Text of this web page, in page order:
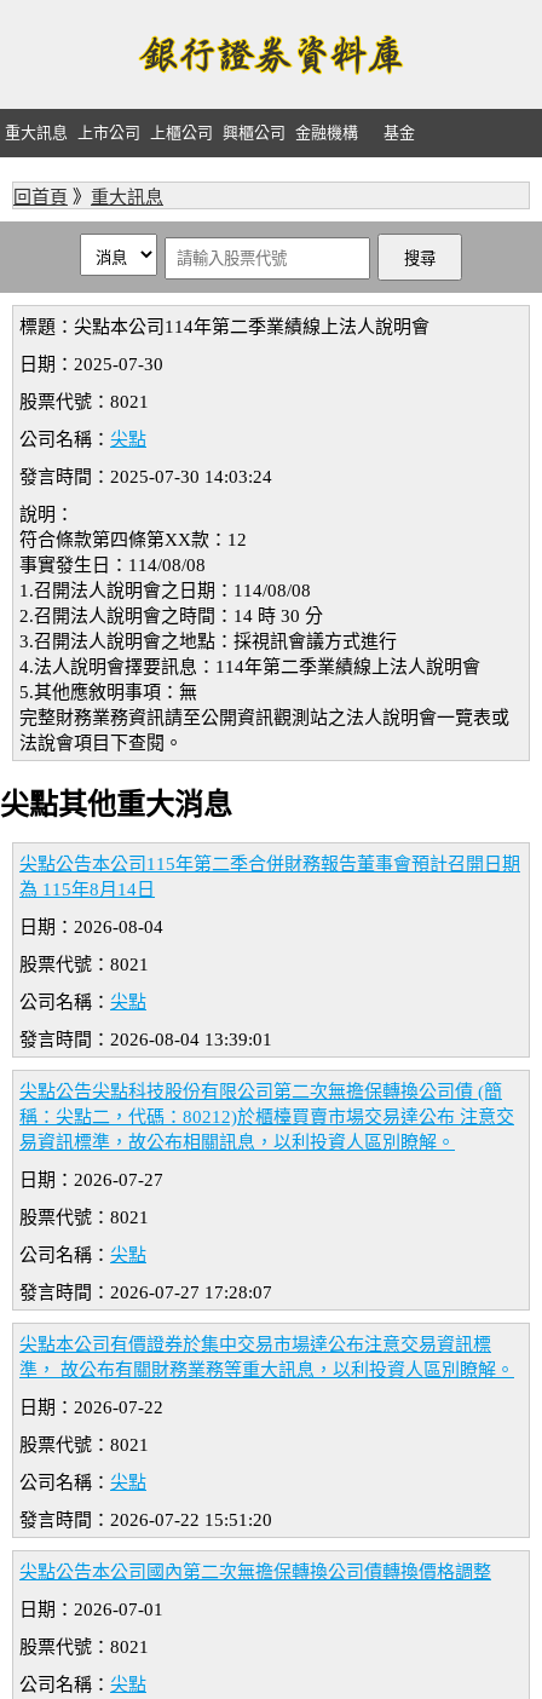
重大訊息 上市公司 上櫃公司 興櫃公司 金融機構 基金
回首頁 》 重大訊息
標題：尖點本公司114年第二季業績線上法人說明會
日期：2025-07-30
股票代號：8021
公司名稱： 尖點
發言時間：2025-07-30 14:03:24
說明：
符合條款第四條第XX款：12
事實發生日：114/08/08
1.召開法人說明會之日期：114/08/08
2.召開法人說明會之時間：14 時 30 分
3.召開法人說明會之地點：採視訊會議方式進行
4.法人說明會擇要訊息：114年第二季業績線上法人說明會
5.其他應敘明事項：無
完整財務業務資訊請至公開資訊觀測站之法人說明會一覽表或
法說會項目下查閱。
尖點其他重大消息
尖點公告本公司115年第二季合併財務報告董事會預計召開日期
為 115年8月14日
日期：2026-08-04
股票代號：8021
公司名稱： 尖點
發言時間：2026-08-04 13:39:01
尖點公告尖點科技股份有限公司第二次無擔保轉換公司債 (簡
稱：尖點二，代碼：80212)於櫃檯買賣市場交易達公布 注意交
易資訊標準，故公布相關訊息，以利投資人區別瞭解。
日期：2026-07-27
股票代號：8021
公司名稱： 尖點
發言時間：2026-07-27 17:28:07
尖點本公司有價證券於集中交易市場達公布注意交易資訊標
準， 故公布有關財務業務等重大訊息，以利投資人區別瞭解。
日期：2026-07-22
股票代號：8021
公司名稱： 尖點
發言時間：2026-07-22 15:51:20
尖點公告本公司國內第二次無擔保轉換公司債轉換價格調整
日期：2026-07-01
股票代號：8021
公司名稱： 尖點